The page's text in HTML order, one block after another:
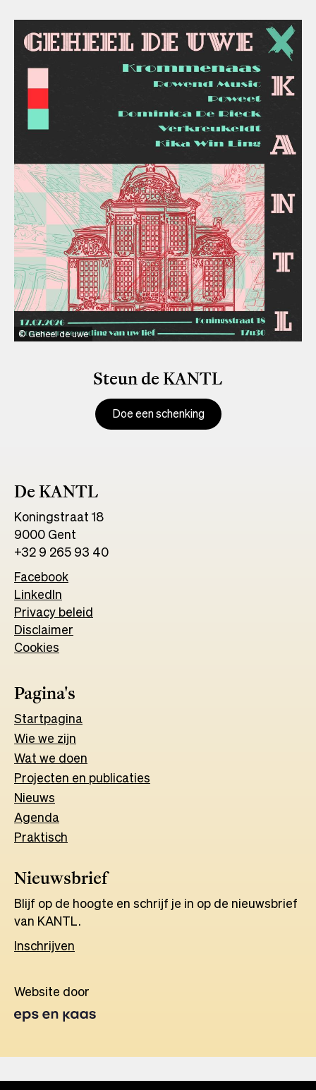
Geheel de uwe
Steun de KANTL
Doe een schenking
De KANTL
Koningstraat 18
9000 Gent
+32 9 265 93 40
Facebook
a
new
LinkedIn
in
a
Privacy beleid
Disclaimer
Cookies
Pagina's
Startpagina
Wie we zijn
Wat we doen
Projecten en publicaties
Nieuws
Agenda
Praktisch
Nieuwsbrief
Blijf op de hoogte en schrijf je in op de nieuwsbrief
van KANTL.
Inschrijven
Website door
in
tab